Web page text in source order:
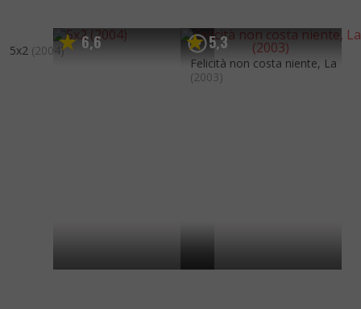
6,6
5x2 (2004) 5,3
Felicità non costa niente, La
(2003)